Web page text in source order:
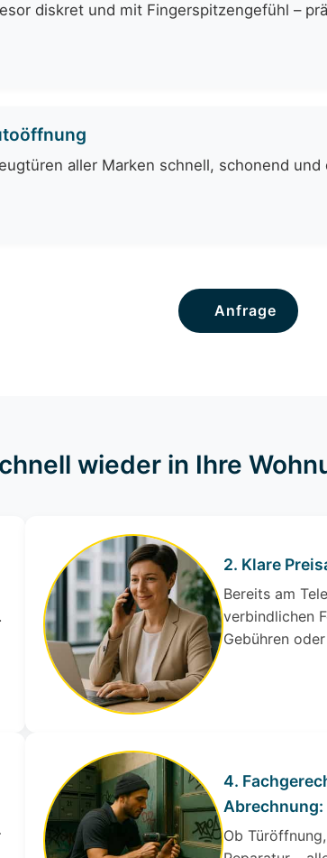
diskret und mit Fingerspitzengefühl –
aller Marken schnell, schonend
Anfrage
wieder in Ihre
2. Klare
Bereits am
verbindlichen
Gebühren
4.
Abrechnung:
Ob